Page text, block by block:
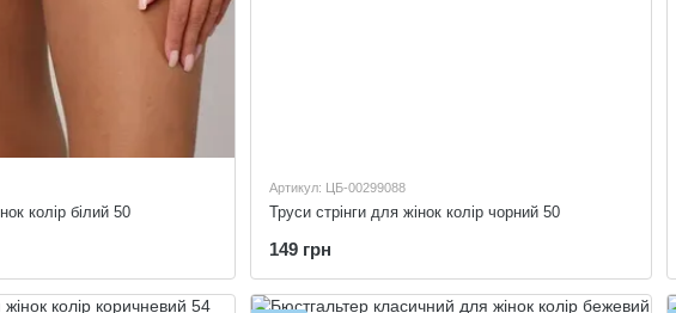
колір білий 50
Артикул: ЦБ-00299088
Труси стрінги для жінок колір чорний 50
149 грн